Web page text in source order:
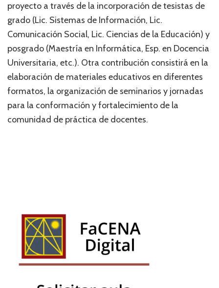
proyecto a través de la incorporación de tesistas de
grado (Lic. Sistemas de Información, Lic.
Comunicación Social, Lic. Ciencias de la Educación) y
posgrado (Maestría en Informática, Esp. en Docencia
Universitaria, etc.). Otra contribución consistirá en la
elaboración de materiales educativos en diferentes
formatos, la organización de seminarios y jornadas
para la conformación y fortalecimiento de la
comunidad de práctica de docentes.